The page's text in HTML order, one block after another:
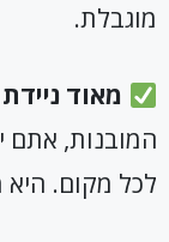
מוגבלת.
מאוד
המובנות,
לכל מקום. היא